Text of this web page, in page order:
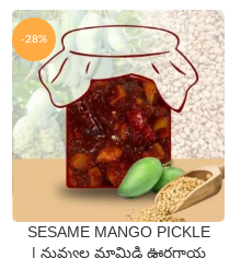
-28%
QTY
SESAME MANGO PICKLE
| నువ్వుల మామిడి ఊరగాయ